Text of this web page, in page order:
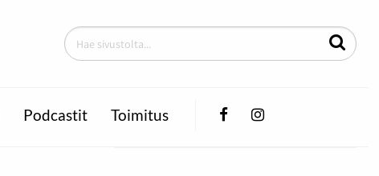
Podcastit Toimitus FacebookInstagram